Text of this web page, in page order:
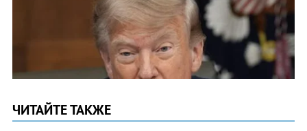
ЧИТАЙТЕ ТАКЖЕ